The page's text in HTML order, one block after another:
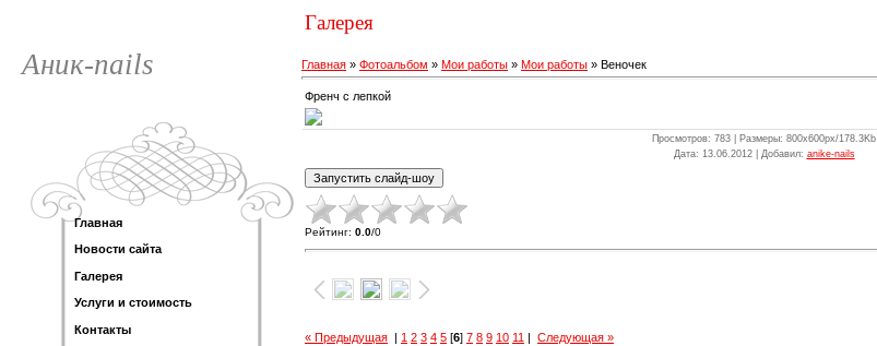
Аник-nails
Главная
Новости сайта
Галерея
Услуги и стоимость
Контакты
Галерея
Главная » Фотоальбом » Мои работы » Мои работы » Веночек
Френч с лепкой
Просмотров: 783 | Размеры: 800x600px/178.3Kb
Дата: 13.06.2012 | Добавил: anike-nails
Рейтинг: 0.0/0
« Предыдущая | 1 2 3 4 5 [6] 7 8 9 10 11 | Следующая »